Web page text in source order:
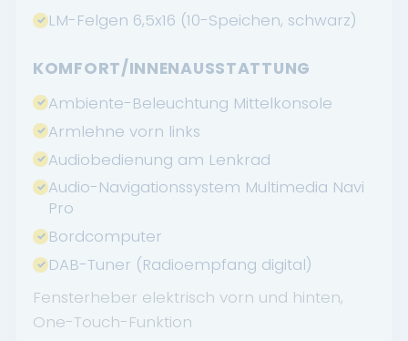
LM-Felgen 6,5x16 (10-Speichen, schwarz)
KOMFORT/INNENAUSSTATTUNG
Ambiente-Beleuchtung Mittelkonsole
Armlehne vorn links
Audiobedienung am Lenkrad
Audio-Navigationssystem Multimedia Navi
Pro
Bordcomputer
DAB-Tuner (Radioempfang digital)
Fensterheber elektrisch vorn und hinten,
One-Touch-Funktion